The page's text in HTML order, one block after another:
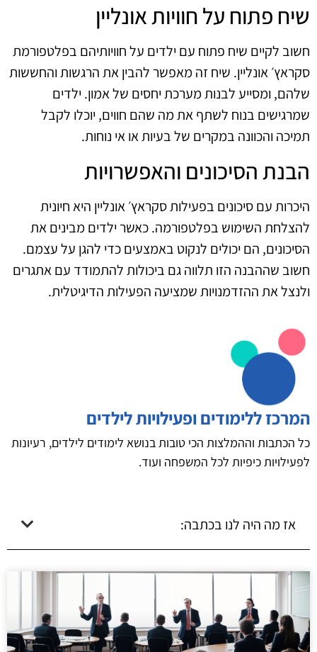
שיח פתוח על חוויות אונליין
חשוב לקיים שיח פתוח עם ילדים על חוויותיהם בפלטפורמת
סקראץ׳ אונליין. שיח זה מאפשר להבין את הרגשות והחששות
שלהם, ומסייע לבנות מערכת יחסים של אמון. ילדים
שמרגישים בנוח לשתף את מה שהם חווים, יוכלו לקבל
תמיכה והכוונה במקרים של בעיות או אי נוחות.
הבנת הסיכונים והאפשרויות
היכרות עם סיכונים בפעילות סקראץ׳ אונליין היא חיונית
להצלחת השימוש בפלטפורמה. כאשר ילדים מבינים את
הסיכונים, הם יכולים לנקוט באמצעים כדי להגן על עצמם.
חשוב שההבנה הזו תלווה גם ביכולות להתמודד עם אתגרים
ולנצל את ההזדמנויות שמציעה הפעילות הדיגיטלית.
המרכז ללימודים ופעילויות לילדים
כל הכתבות וההמלצות הכי טובות בנושא לימודים לילדים, רעיונות
לפעילויות כיפיות לכל המשפחה ועוד.
אז מה היה לנו בכתבה: